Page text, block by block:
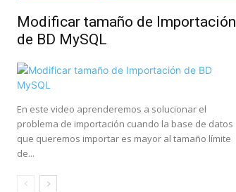
Modificar tamaño de Importación
de BD MySQL
En este video aprenderemos a solucionar el
problema de importación cuando la base de datos
que queremos importar es mayor al tamaño límite
de...